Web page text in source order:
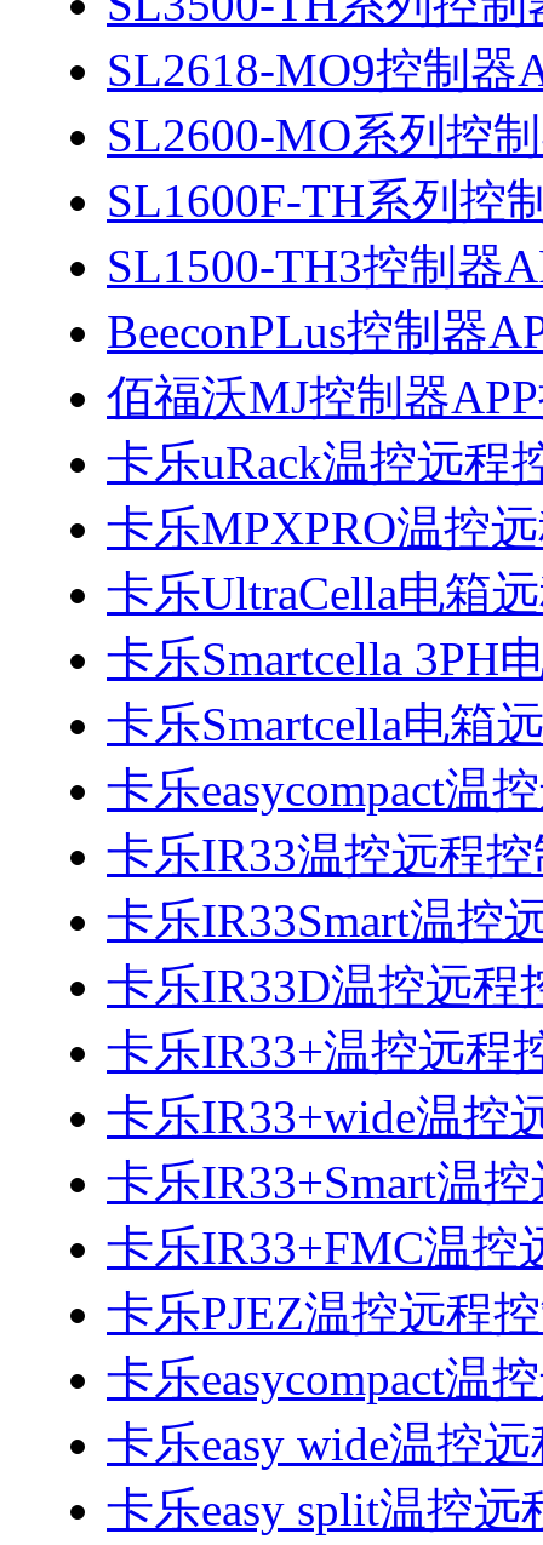
SL2618-MO9控制器
SL2600-MO系列控
SL1600F-TH系列控
SL1500-TH3控制器
BeeconPLus控制器
佰福沃MJ控制器
卡乐uRack温控远程
卡乐MPXPRO温控
卡乐UltraCella电箱
卡乐Smartcella 3PH
卡乐Smartcella电箱
卡乐easycompact温
卡乐IR33温控远程
卡乐IR33Smart温控
卡乐IR33D温控远程
卡乐IR33+温控远程
卡乐IR33+wide温控
卡乐IR33+Smart温
卡乐IR33+FMC温控
卡乐PJEZ温控远程
卡乐easycompact温
卡乐easy wide温控
卡乐easy split温控远